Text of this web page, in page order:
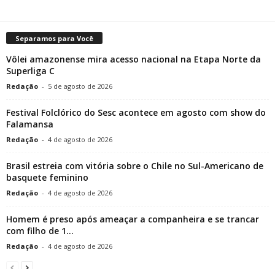
Separamos para Você
Vôlei amazonense mira acesso nacional na Etapa Norte da
Superliga C
Redação - 5 de agosto de 2026
Festival Folclórico do Sesc acontece em agosto com show do
Falamansa
Redação - 4 de agosto de 2026
Brasil estreia com vitória sobre o Chile no Sul-Americano de
basquete feminino
Redação - 4 de agosto de 2026
Homem é preso após ameaçar a companheira e se trancar
com filho de 1...
Redação - 4 de agosto de 2026